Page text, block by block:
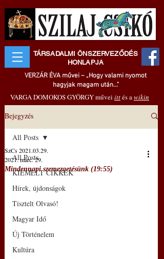
TÁRSADALMI ÖNSZERVEZŐDÉS
HONLAPJA
VERZÁR ÉVA művei – „Hogy valami nyomot
hagyjak magam után..."
VARGA DOMOKOS GYÖRGY művei ittés awikin
Bejegyzés
All Posts
KIEMELT CIKKEK
Hírek, újdonságok
Tisztelt Olvasó!
Magyar Idő
Új Történelem
Kultúra
All Posts
Mindennapi szemezgetésünk (19:55)
SzCs 2021.03.29.
2021. márc. 29.